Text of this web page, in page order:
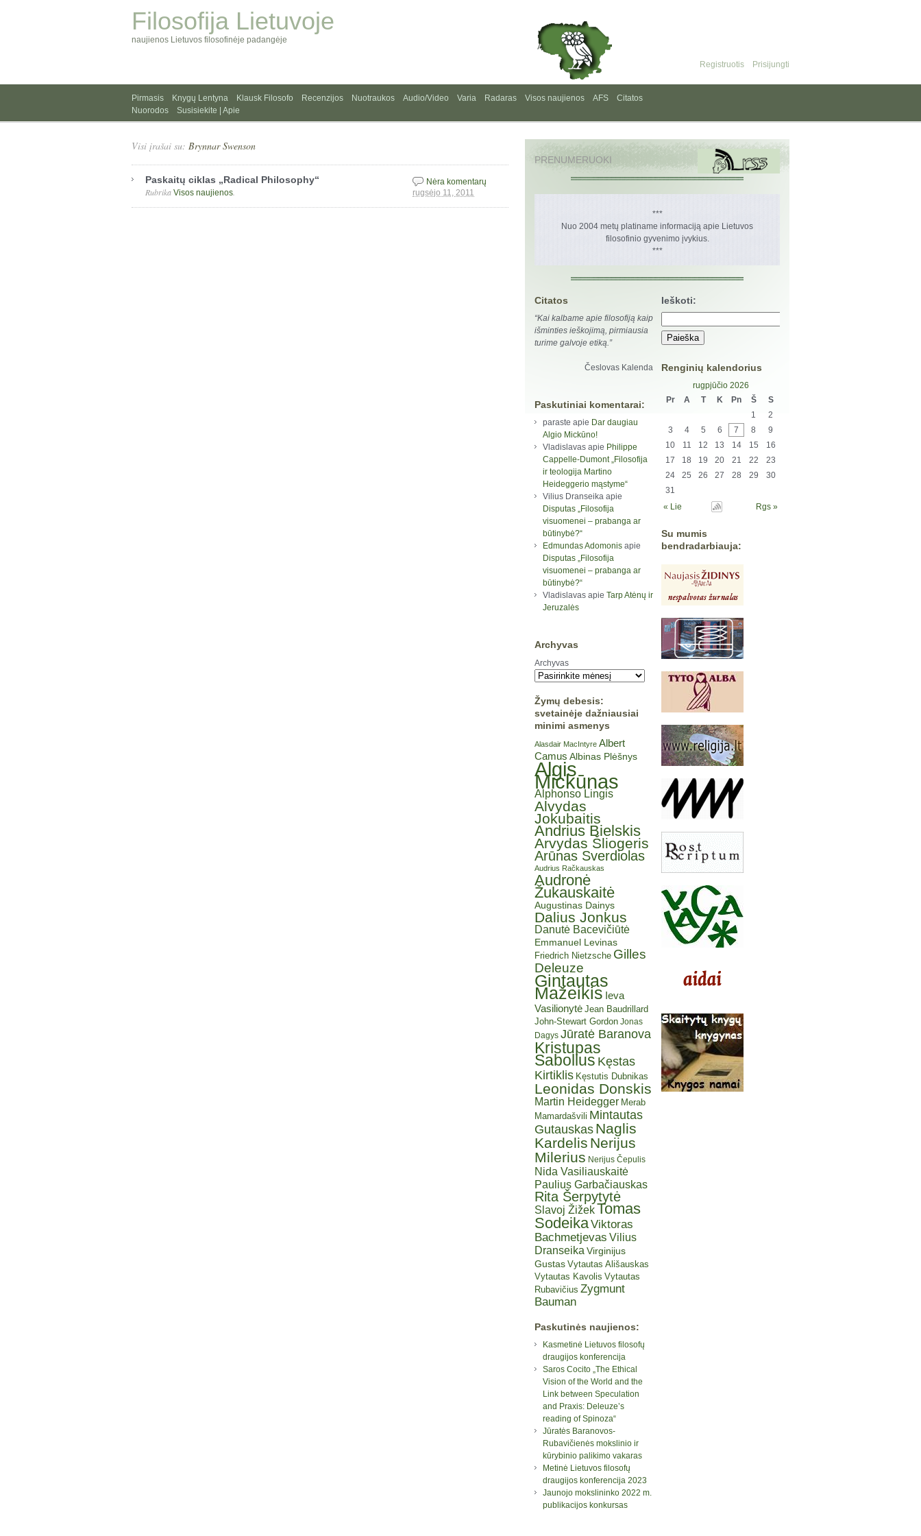
Filosofija Lietuvoje
naujienos Lietuvos filosofinėje padangėje
Prisijungti
Registruotis
Pirmasis Knygų Lentyna Klausk Filosofo Recenzijos Nuotraukos Audio/Video Varia Radaras Visos naujienos AFS
Citatos
Nuorodos
Susisiekite | Apie
Visi įrašai su: Brynnar Swenson
Paskaitų ciklas „Radical Philosophy“
rugsėjo 11, 2011
Rubrika Visos naujienos
Nėra komentarų
PRENUMERUOKI
***
Nuo 2004 metų platiname informaciją apie Lietuvos
filosofinio gyvenimo įvykius.
***
Citatos
“Kai kalbame apie filosofiją kaip
išminties ieškojimą, pirmiausia
turime galvoje etiką.”
Česlovas Kalenda
Paskutiniai komentarai:
paraste apie Dar daugiau
Algio Mickūno!
Vladislavas apie Philippe
Cappelle-Dumont „Filosofija
ir teologija Martino
Heideggerio mąstyme“
Vilius Dranseika apie
Disputas „Filosofija
visuomenei – prabanga ar
būtinybė?“
Edmundas Adomonis apie
Disputas „Filosofija
visuomenei – prabanga ar
būtinybė?“
Vladislavas apie Tarp Atėnų ir
Jeruzalės
Archyvas
Archyvas
Žymų debesis:
svetainėje dažniausiai
minimi asmenys
Alasdair MacIntyre Albert
Camus Albinas Plėšnys
Algis
Mickūnas
Alphonso Lingis
Alvydas
Jokubaitis
Andrius Bielskis
Arvydas Šliogeris
Arūnas Sverdiolas
Audrius Račkauskas
Audronė
Žukauskaitė
Augustinas Dainys
Dalius Jonkus
Danutė Bacevičiūtė
Emmanuel Levinas
Friedrich Nietzsche Gilles
Deleuze
Gintautas
Mažeikis Ieva
Vasilionytė Jean Baudrillard
John-Stewart Gordon Jonas
Dagys Jūratė Baranova
Kristupas
Sabolius Kęstas
Kirtiklis Kęstutis Dubnikas
Leonidas Donskis
Martin Heidegger Merab
Mamardašvili Mintautas
Gutauskas Naglis
Kardelis Nerijus
Milerius Nerijus Čepulis
Nida Vasiliauskaitė
Paulius Garbačiauskas
Rita Šerpytytė
Slavoj ŽižekTomas
SodeikaViktoras
Bachmetjevas Vilius
Dranseika Virginijus
Gustas Vytautas Ališauskas
Vytautas Kavolis Vytautas
Rubavičius Zygmunt
Bauman
Paskutinės naujienos:
Kasmetinė Lietuvos filosofų
draugijos konferencija
Saros Cocito „The Ethical
Vision of the World and the
Link between Speculation
and Praxis: Deleuze’s
reading of Spinoza“
Jūratės Baranovos-
Rubavičienės mokslinio ir
kūrybinio palikimo vakaras
Metinė Lietuvos filosofų
draugijos konferencija 2023
Jaunojo mokslininko 2022 m.
publikacijos konkursas
Ieškoti:
Renginių kalendorius
rugpjūčio 2026
Pr
A T K Pn Š
S
1
2
3
4 5 6 7 8
9
10
11 12 13 14 15
16
17
18 19 20 21 22
23
24
25 26 27 28 29
30
31
« Lie
Rgs »
Su mumis
bendradarbiauja: